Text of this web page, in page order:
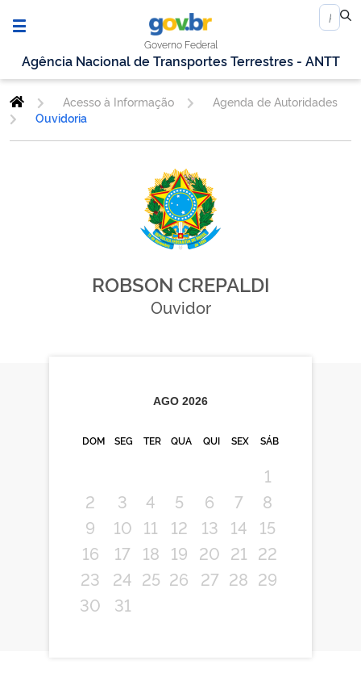
Governo Federal
Agência Nacional de Transportes Terrestres - ANTT
Acesso à Informação
Agenda de Autoridades
Ouvidoria
ROBSON CREPALDI
Ouvidor
AGO 2026
DOM SEG TER QUA QUI SEX SÁB
1
2
3 4 5 6 7
8
9
10 11 12 13 14
15
16
17 18 19 20 21
22
23
24 25 26 27 28 29
30
31